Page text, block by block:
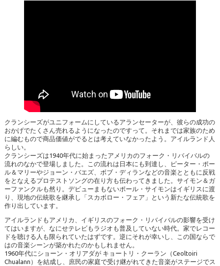
クランシーズがユニフォームにしているアランセーターが、彼らの成功の
おかげでたくさん売れるようになったのですって。それまでは家族のため
に編むもので商品価値がでるとは考えていなかったよう。アイルランド人
らしい。
クランシーズは1940年代に始まったアメリカのフォーク・リバイバルの
流れのなかで登場しました。この流れは日本にも到達し、ピーター・ポー
ル＆マリーやジョーン・バエズ、ボブ・ディランなどの音楽とともに反戦
をとなえるプロテストソングの在り方も伝わってきました。サイモン＆ガ
ーファンクルも然り。デビューまもないポール・サイモンはイギリスに渡
り、現地の伝統歌を継承し「スカボロー・フェア」という新たな伝統歌を
作り出しています。
アイルランドもアメリカ、イギリスのフォーク・リバイバルの影響を受け
てはいますが、なにせテレビもラジオも普及していない時代。家でレコー
ドを聴ける人も限られていたはずです。逆にそれが幸いし、この国ならで
はの音楽シーンが築かれたのかもしれません。
1960年代にショーン・オリアダが キョートリ・クーラン（Ceoltoiri
Chualann）を結成し、庶民の家庭で受け継がれてきた音楽がステージでス